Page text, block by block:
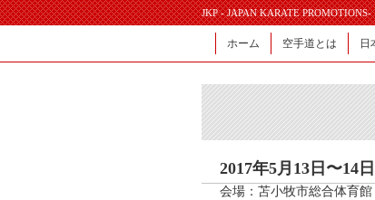
JKP - JAPAN KARATE
ホーム 空手道とは 日
2017年5月13日〜14日
会場：苫小牧市総合体育館